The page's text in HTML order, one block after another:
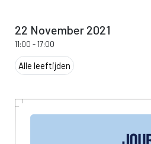
22 November 2021
11:00 -17:00
Alle leeftijden